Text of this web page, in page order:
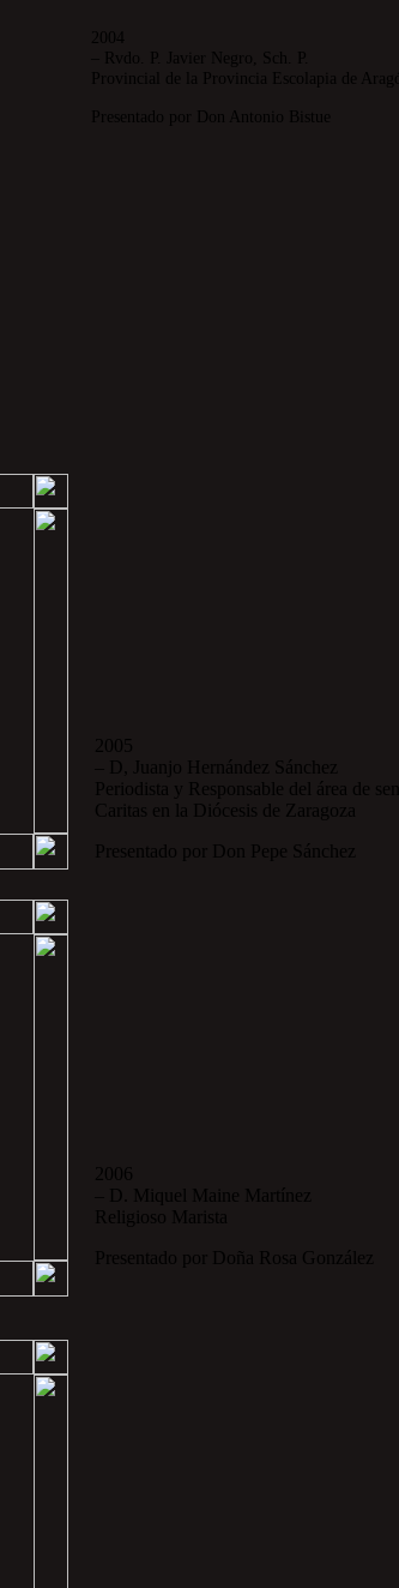
2004
– Rvdo. P. Javier Negro, Sch. P.
Provincial de la Provincia Escolapia de
Presentado por Don Antonio Bistue
2005
– D, Juanjo Hernández Sánchez
Periodista y Responsable del área de
Caritas en la Diócesis de Zaragoza
Presentado por Don Pepe Sánchez
2006
– D. Miquel Maine Martínez
Religioso Marista
Presentado por Doña Rosa González